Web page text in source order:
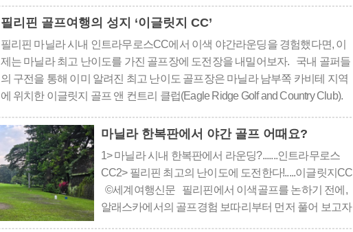
는 사천에 들어오지 말고, 늙어서는 촉나라를 벗어나지 ..
필리핀 골프여행의 성지 ‘이글릿지 CC’
필리핀 마닐라 시내 인트라무로스CC에서 이색 야간라운딩을 경험했다면, 이
제는 마닐라 최고 난이도를 가진 골프장에 도전장을 내밀어보자. 국내 골퍼들
의 구전을 통해 이미 알려진 최고 난이도 골프장은 마닐라 남부쪽 카비테 지역
에 위치한 이글릿지 골프 앤 컨트리 클럽(Eagle Ridge Golf and Country Club).
시내에서 이글릿지까지 이동하려면 최소 1시간에서 많게는 1시간반까..
마닐라 한복판에서 야간 골프 어때요?
1> 마닐라 시내 한복판에서 라운딩?.......인트라무로스
CC2> 필리핀 최고의 난이도에 도전한다!.....이글릿지CC
©세계여행신문 필리핀에서 이색골프를 논하기 전에,
알래스카에서의 골프경험 보따리부터 먼저 풀어 보고자